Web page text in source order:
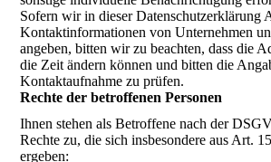
Sofern wir in dieser Datenschutzerklärung
Kontaktinformationen von Unternehmen
angeben, bitten wir zu beachten, dass die
die Zeit ändern können und bitten die
Kontaktaufnahme zu prüfen.
Rechte der betroffenen Personen
Ihnen stehen als Betroffene nach der
Rechte zu, die sich insbesondere aus Art.
ergeben: